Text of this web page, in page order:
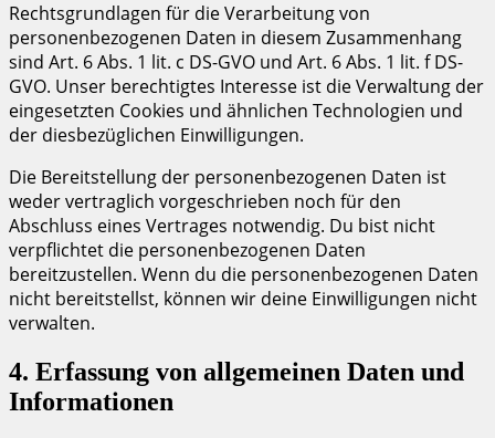
Rechtsgrundlagen für die Verarbeitung von
personenbezogenen Daten in diesem Zusammenhang
sind Art. 6 Abs. 1 lit. c DS-GVO und Art. 6 Abs. 1 lit. f DS-
GVO. Unser berechtigtes Interesse ist die Verwaltung der
eingesetzten Cookies und ähnlichen Technologien und
der diesbezüglichen Einwilligungen.
Die Bereitstellung der personenbezogenen Daten ist
weder vertraglich vorgeschrieben noch für den
Abschluss eines Vertrages notwendig. Du bist nicht
verpflichtet die personenbezogenen Daten
bereitzustellen. Wenn du die personenbezogenen Daten
nicht bereitstellst, können wir deine Einwilligungen nicht
verwalten.
4. Erfassung von allgemeinen Daten und
Informationen